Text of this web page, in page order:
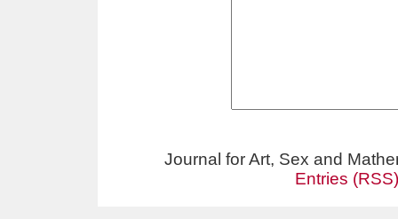
Journal for Art, Sex and
Entries (RSS)